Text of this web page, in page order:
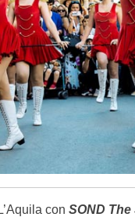
con SOND